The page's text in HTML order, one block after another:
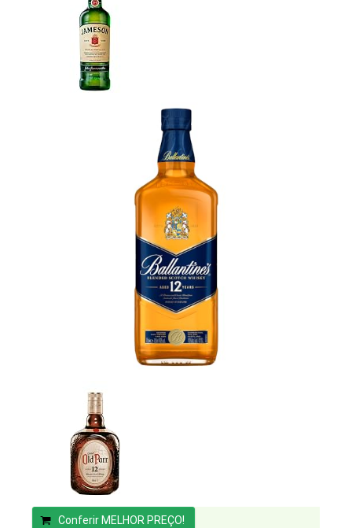
Conferir MELHOR PREÇO!